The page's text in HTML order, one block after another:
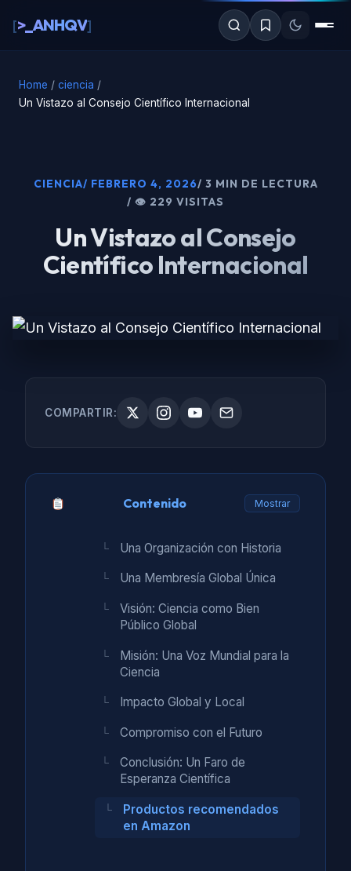
contenido
[>_ANHQV]
Home / ciencia /
Un Vistazo al Consejo Científico Internacional
CIENCIA/ FEBRERO 4, 2026/ 3 MIN DE LECTURA
/ 👁 229 VISITAS
Un Vistazo al Consejo
Científico Internacional
COMPARTIR:
Contenido Mostrar
Una Organización con Historia
Una Membresía Global Única
Visión: Ciencia como Bien
Público Global
Misión: Una Voz Mundial para la
Ciencia
Impacto Global y Local
Compromiso con el Futuro
Conclusión: Un Faro de
Esperanza Científica
Productos recomendados
en Amazon